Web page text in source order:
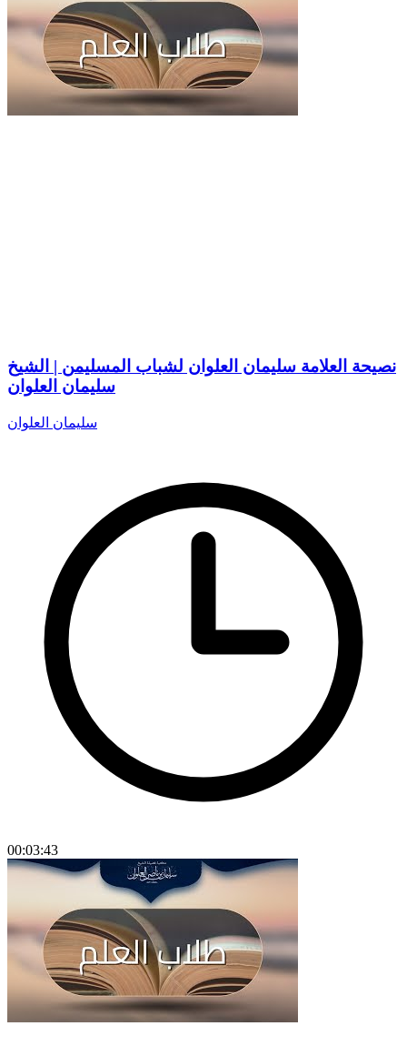
نصيحة العلامة سليمان العلوان لشباب المسليمن | الشيخ
سليمان العلوان
سليمان العلوان
00:03:43